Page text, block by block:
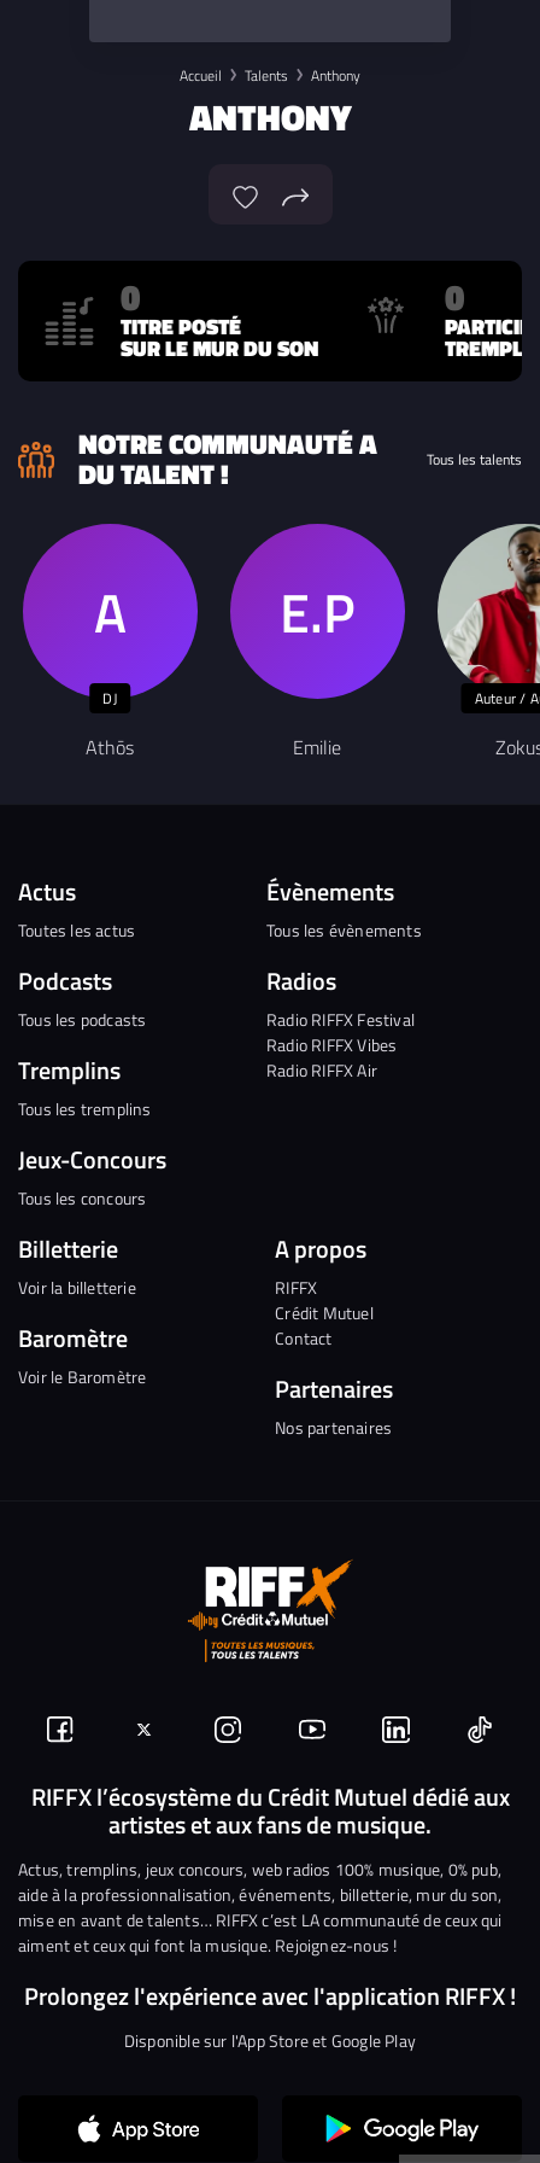
Continuer sans accepter
Accueil Talents Anthony
ANTHONY
0
TITRE POSTÉ
SUR LE MUR DU SON
0
NOTRE COMMUNAUTÉ A
DU TALENT ! Tous les talents
DJ
Athōs Emilie
Auteur /
Actus
Toutes les actus
Podcasts
Tous les podcasts
Tremplins
Tous les tremplins
Jeux-Concours
Tous les concours
Évènements
Tous les évènements
Radios
Radio RIFFX Festival
Radio RIFFX Vibes
Radio RIFFX Air
Billetterie
Voir la billetterie
Baromètre
Voir le Baromètre
A propos
RIFFX
Crédit Mutuel
Contact
Partenaires
Nos partenaires
Suivez-
nous
Facebook
Suivez-
nous
sur
Twitter
Nous
rejoindre
sur
Instagram
Nous
rejoindre
sur
YouTube
Nous
rejoindre
sur
Linkedin
Nous
RIFFX l’écosystème du Crédit Mutuel dédié aux
artistes et aux fans de musique.
Actus, tremplins, jeux concours, web radios 100% musique, 0% pub,
aide à la professionnalisation, événements, billetterie, mur du son,
mise en avant de talents… RIFFX c’est LA communauté de ceux qui
aiment et ceux qui font la musique. Rejoignez-nous !
Prolongez l'expérience avec l'application RIFFX !
Disponible sur l'App Store et Google Play